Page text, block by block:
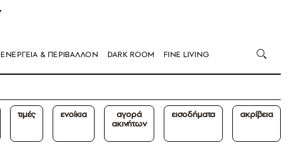
ΕΝΕΡΓΕΙΑ & ΠΕΡΙΒΑΛΛΟΝ DARK ROOM FINE LIVING
τιμές ενοίκια
αγορά
ακινήτων
εισοδήματα ακρίβεια